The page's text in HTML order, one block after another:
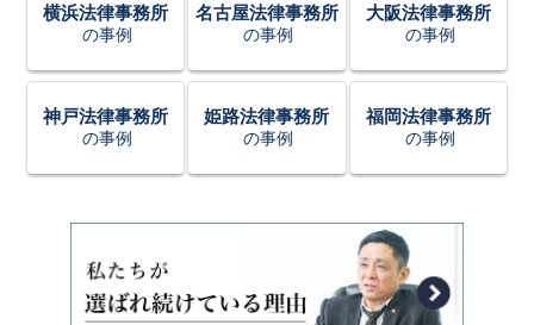
横浜法律事務所
の事例
名古屋法律事務所
の事例
大阪法律事務所
の事例
神戸法律事務所
の事例
姫路法律事務所
の事例
福岡法律事務所
の事例